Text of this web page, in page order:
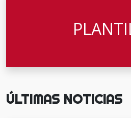
ÚLTIMAS NOTICIAS